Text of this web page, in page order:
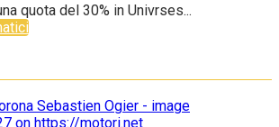
quota del 30% in Univrses...